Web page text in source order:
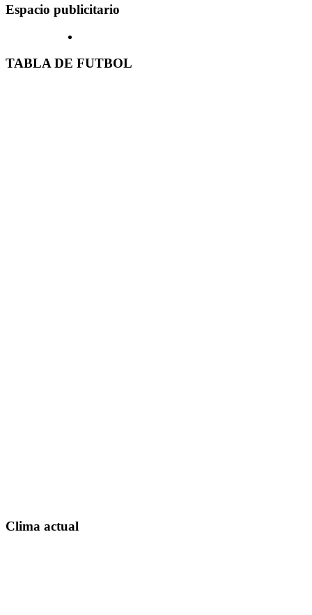
Espacio publicitario
TABLA DE FUTBOL
Clima actual